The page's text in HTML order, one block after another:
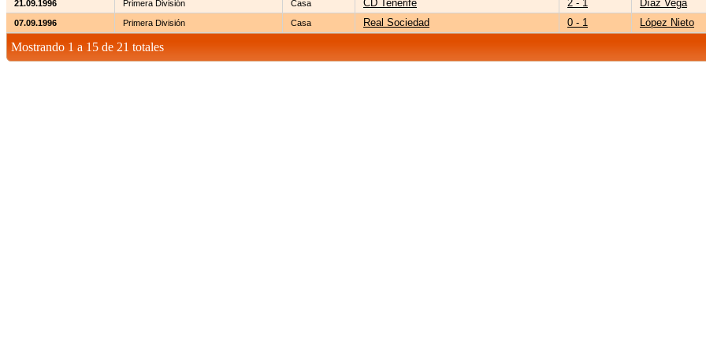
21.09.1996 Primera División Casa CD Tenerife 2 - 1 Díaz Vega
07.09.1996 Primera División Casa Real Sociedad 0 - 1 López Nieto
Mostrando 1 a 15 de 21 totales